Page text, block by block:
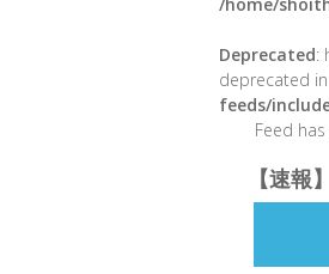
Deprecated:
deprecated in
feeds/
Feed
【速